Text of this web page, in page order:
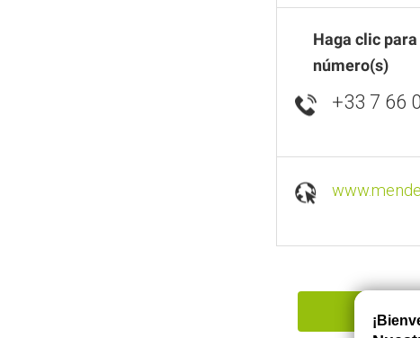
Haga clic
número(s)
+33 7 66